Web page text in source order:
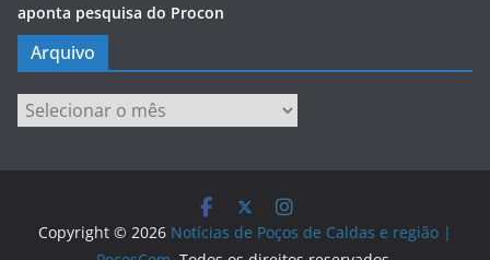
aponta pesquisa do Procon
Arquivo
Arquivo
Copyright © 2026 Notícias de Poços de Caldas e região |